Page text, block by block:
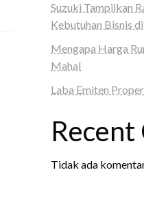
Suzuki Tampilkan
Kebutuhan Bisnis
Mengapa Harga
Mahal
Laba Emiten
Tidak ada